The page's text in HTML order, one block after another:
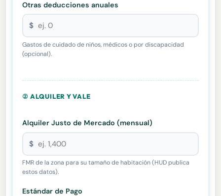
Otras deducciones anuales
$
Gastos de cuidado de niños, médicos o por discapacidad
(opcional).
② ALQUILER Y VALE
Alquiler Justo de Mercado (mensual)
$
FMR de la zona para su tamaño de habitación (HUD publica
estos datos).
Estándar de Pago